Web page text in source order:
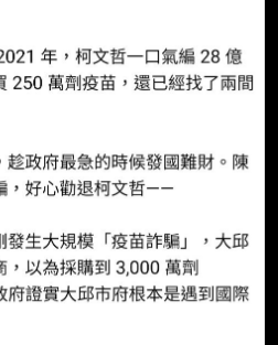
政府擋疫苗「必遭天譴」迴
一次看 4.完整新聞內容︰
師公會前理事長陳昱瑄，涉
苗採購委任報酬逾10億元，
合作，不要相信私人掮客，
黨多位政治人物批評「政府